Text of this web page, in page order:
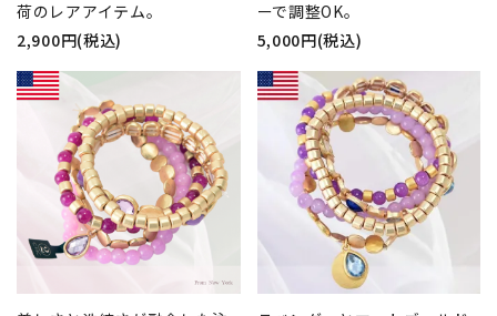
荷のレアアイテム。
2,900円(税込)
ーで調整OK。
5,000円(税込)